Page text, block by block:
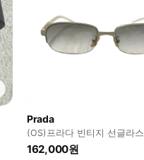
Prada
(OS)프라다 빈티지 선글라스
162,000원